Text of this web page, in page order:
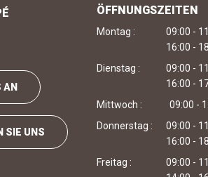
AN
SIE UNS
ÖFFNUNGSZEITEN
Montag :
09:00 -
16:00 -
Dienstag :
09:00 -
16:00 -
Mittwoch :
09:00 -
Donnerstag :
09:00 -
16:00 -
Freitag :
09:00 -